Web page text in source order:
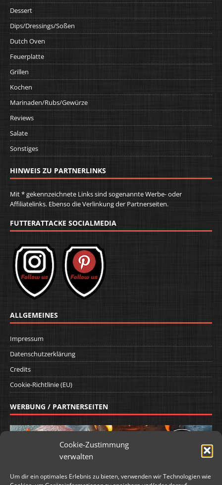
Cookie-Zustimmung
verwalten
Um dir ein optimales Erlebnis zu bieten, verwenden wir Technologien wie
Dessert
Dips/Dressings/Soßen
Dutch Oven
Feuerplatte
Grillen
Kochen
Marinaden/Rubs/Gewürze
Reviews
Salate
Sonstiges
HINWEIS ZU PARTNERLINKS
Mit * gekennzeichnete Links sind sogenannte Werbe- oder
Affiliatelinks. Ebenso die Verlinkung der Partnerseiten.
FUTTERATTACKE SOCIALMEDIA
ALLGEMEINES
Impressum
Datenschutzerklärung
Credits
Cookie-Richtlinie (EU)
WERBUNG / PARTNERSEITEN